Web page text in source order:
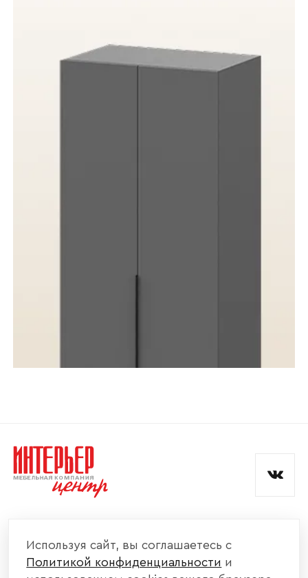
КАТАЛОГ МЕБЕЛИ
Используя сайт, вы соглашаетесь с
Политикой конфиденциальности и